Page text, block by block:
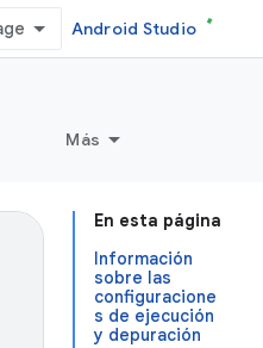
Android Studio
Más
En esta página
Información
sobre las
configuracione
s de ejecución
y depuración